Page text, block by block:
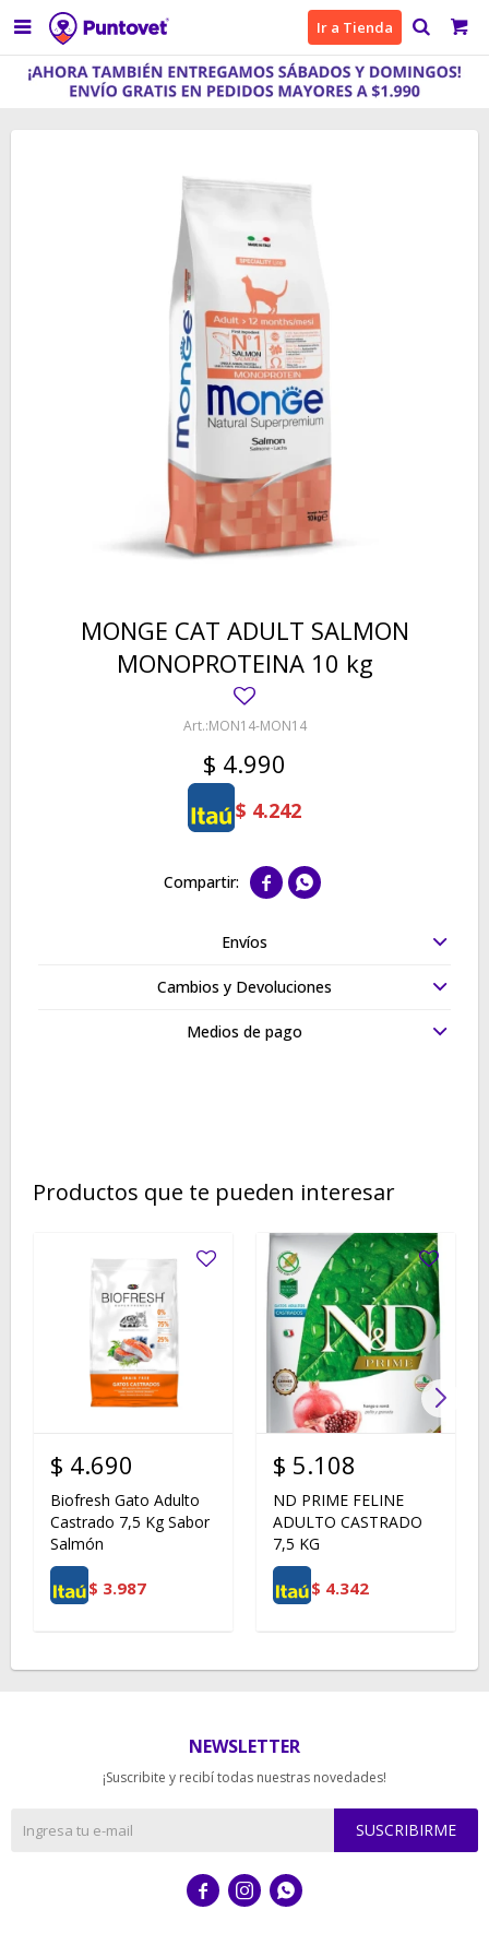
 Ir a Tienda
MONGE CAT ADULT SALMON
MONOPROTEINA 10 kg
MON14-MON14
$ 4.990
$ 4.242
 
Envíos
Cambios y Devoluciones
Medios de pago
Productos que te pueden interesar
$ 4.690
Biofresh Gato Adulto
Castrado 7,5 Kg Sabor
Salmón
$ 3.987
$ 5.108
ND PRIME FELINE
ADULTO CASTRADO
7,5 KG
$ 4.342
NEWSLETTER
¡Suscribite y recibí todas nuestras novedades!
SUSCRIBIRME
  